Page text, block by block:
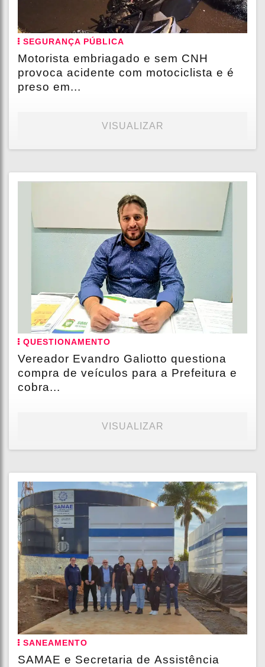
SEGURANÇA PÚBLICA
Motorista embriagado e sem CNH
provoca acidente com motociclista e é
preso em...
VISUALIZAR
QUESTIONAMENTO
Vereador Evandro Galiotto questiona
compra de veículos para a Prefeitura e
cobra...
VISUALIZAR
SANEAMENTO
SAMAE e Secretaria de Assistência